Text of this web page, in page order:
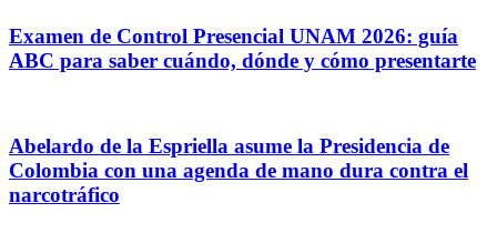
Examen de Control Presencial UNAM 2026: guía
ABC para saber cuándo, dónde y cómo presentarte
Abelardo de la Espriella asume la Presidencia de
Colombia con una agenda de mano dura contra el
narcotráfico